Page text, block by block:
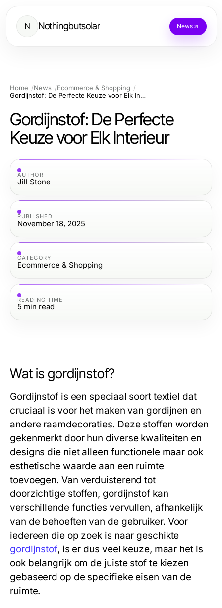
N Nothingbutsolar News
Home News
Ecommerce & Shopping
Gordijnstof: De Perfecte Keuze voor Elk Interieur
Gordijnstof: De Perfecte
Keuze voor Elk Interieur
AUTHOR
Jill Stone
PUBLISHED
November 18, 2025
CATEGORY
Ecommerce & Shopping
READING TIME
5 min read
Wat is gordijnstof?
Gordijnstof is een speciaal soort textiel dat
cruciaal is voor het maken van gordijnen en
andere raamdecoraties. Deze stoffen worden
gekenmerkt door hun diverse kwaliteiten en
designs die niet alleen functionele maar ook
esthetische waarde aan een ruimte
toevoegen. Van verduisterend tot
doorzichtige stoffen, gordijnstof kan
verschillende functies vervullen, afhankelijk
van de behoeften van de gebruiker. Voor
iedereen die op zoek is naar geschikte
gordijnstof, is er dus veel keuze, maar het is
ook belangrijk om de juiste stof te kiezen
gebaseerd op de specifieke eisen van de
ruimte.